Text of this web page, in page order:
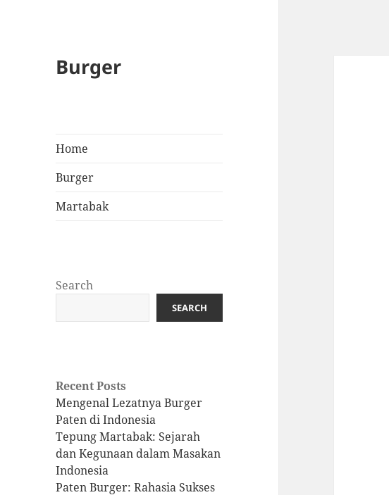
Burger
Home
Burger
Martabak
Search
SEARCH
Recent Posts
Mengenal Lezatnya Burger
Paten di Indonesia
Tepung Martabak: Sejarah
dan Kegunaan dalam Masakan
Indonesia
Paten Burger: Rahasia Sukses